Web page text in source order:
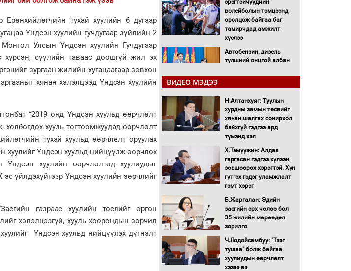
тухай хуулийн 6 дугаар
Үндсэн хуулийн гучдугаар зүйлийн 2
Улсын Үндсэн хуулийн Гучдугаар
хүрсэн, сүүлийн таваас доошгүй жил эх
зургаан жилийн хугацаагаар зөвхөн
хянан хэлэлцээд Үндсэн хуулийн
“2019 онд Үндсэн хуульд өөрчлөлт
хууль тогтоомжуудад өөрчлөлт
тухай хуульд өөрчлөлт оруулах
хуулийг Үндсэн хуульд нийцүүлж өөрчлөх
хуулийн өөрчлөлтөд хуулиудыг
үйлдэхүйгээр Үндсэн хуулийн зөрчлийг
газраас хуулийн төслийг өргөн
хэлэлцээгүй, хууль хоорондын зөрчил
Үндсэн хуульд нийцүүлэх дүгнэлт
эрэгтэйчүүдийн
волейболын тэмцээнд
оролцож байгаа баг
тамирчдад амжилт
хүслээ
Автобензин, дизель
түлшний онцгой албан
Санхүүгийн хэмнэлтийн
горимд эрүүл мэндийн
салбар хамаарахгүй
Нөөцийн махны
нээлттэй ил тод болгоно
Монгол Улс “COP17”-д
“Тал хээрийн
танилцуулна
16 төрлийн эмийг нэг эх
үүсвэрээс худалдан авах
Бүх шатанд хэмнэлтийн
горимд шилжиж, найр
ВИДЕО МЭДЭЭ
Н.Алтанхуяг: Туулын
хурдны замын төсвийг
хянан шалгах сонирхол
байхгүй гэдгээ ард
түмэнд хэл
Х.Тэмүүжин: Алдаа
гаргасан гэдгээ хүлээн
зөвшөөрөх хэрэгтэй. Хүн
гүтгэх гэдэг уламжлалт
гэмт хэрэг
Б.Жаргалан: Эдийн
засгийн эрх чөлөө бол
35 жилийн мөрөөдөл
зорилго
Ч.Лодойсамбуу: "Тээг
тушаа" болж байгаа
хуулиудын өөрчлөлт
хэзээ вэ